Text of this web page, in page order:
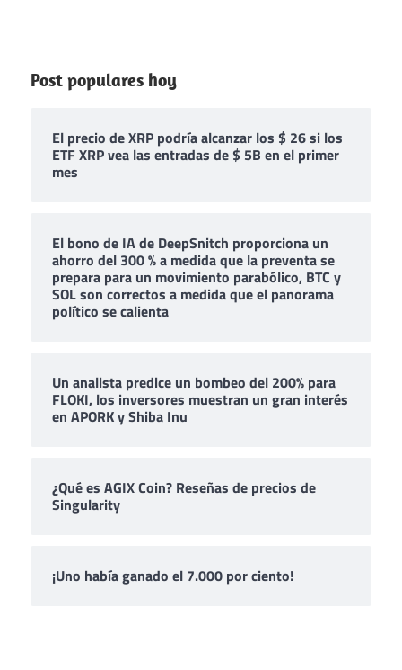
Post populares hoy
El precio de XRP podría alcanzar los $ 26 si los
ETF XRP vea las entradas de $ 5B en el primer
mes
El bono de IA de DeepSnitch proporciona un
ahorro del 300 % a medida que la preventa se
prepara para un movimiento parabólico, BTC y
SOL son correctos a medida que el panorama
político se calienta
Un analista predice un bombeo del 200% para
FLOKI, los inversores muestran un gran interés
en APORK y Shiba Inu
¿Qué es AGIX Coin? Reseñas de precios de
Singularity
¡Uno había ganado el 7.000 por ciento!